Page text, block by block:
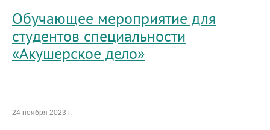
Обучающее мероприятие для
студентов специальности
«Акушерское дело»
24 ноября 2023 г.